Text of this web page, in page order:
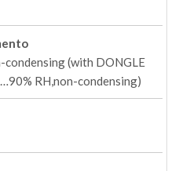
condensing (with DONGLE
RH,non-condensing)